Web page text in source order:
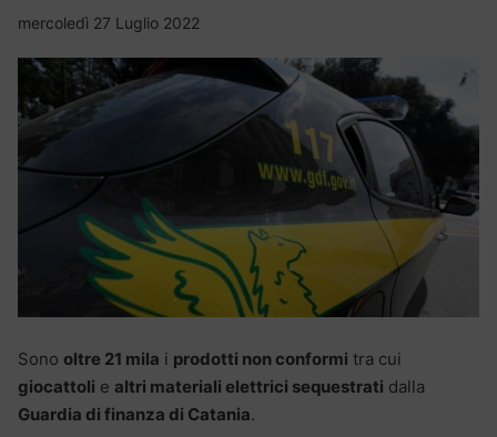
mercoledì 27 Luglio 2022
Sono oltre 21 mila i prodotti non conformi tra cui
giocattoli e altri materiali elettrici sequestrati dalla
Guardia di finanza di Catania.